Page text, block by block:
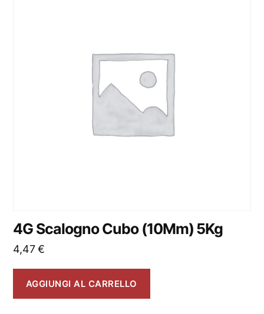
4G Scalogno Cubo (10Mm) 5Kg
4,47€
AGGIUNGI AL CARRELLO